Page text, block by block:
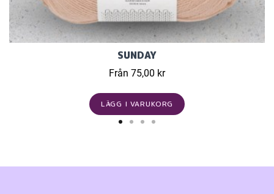
SUNDAY
Från 75,00 kr
LÄGG I VARUKORG